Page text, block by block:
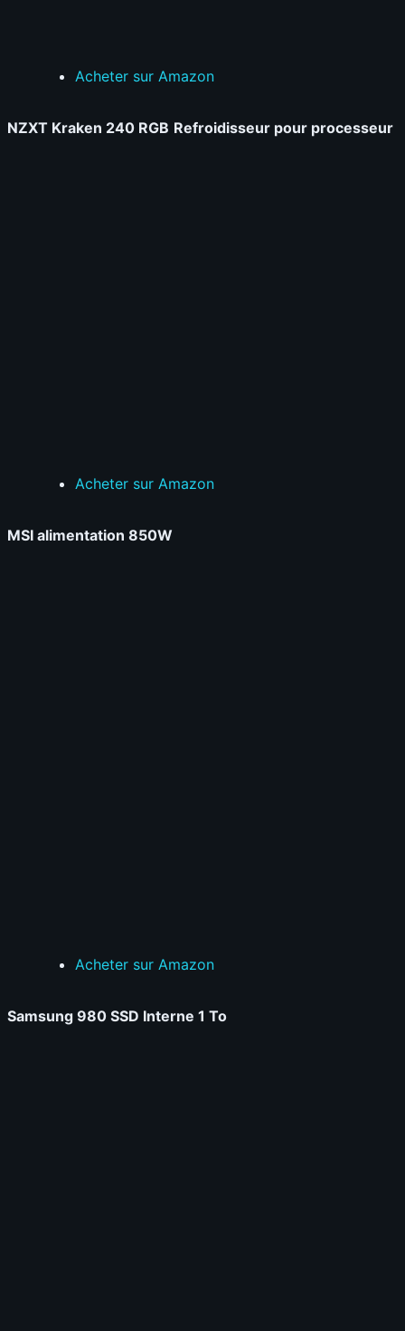
Acheter sur Amazon
NZXT Kraken 240 RGB Refroidisseur pour processeur
Acheter sur Amazon
MSI alimentation 850W
Acheter sur Amazon
Samsung 980 SSD Interne 1 To